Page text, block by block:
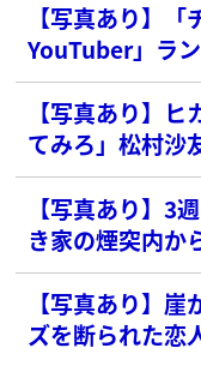
【写真あり】
YouTuber」ラ
コムドットを抑
【写真あり】
てみろ」松村沙
露される
【写真あり】3
き家の煙突内か
【写真あり】
ズを断られた恋